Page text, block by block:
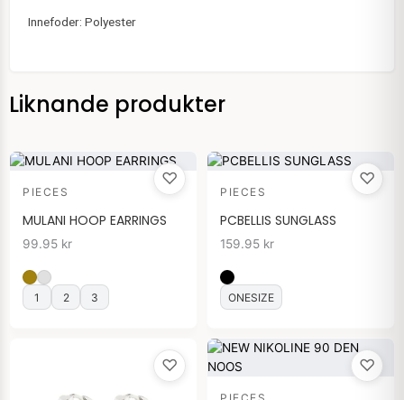
Innefoder: Polyester
Liknande produkter
♡
PIECES
MULANI HOOP EARRINGS
99.95 kr
1 2 3
♡
PIECES
PCBELLIS SUNGLASS
159.95 kr
ONESIZE
♡ ♡